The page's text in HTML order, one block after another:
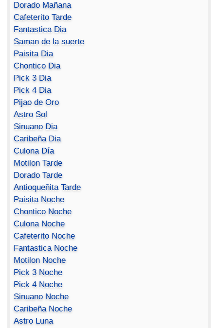
Dorado Mañana
Cafeterito Tarde
Fantastica Dia
Saman de la suerte
Paisita Dia
Chontico Dia
Pick 3 Dia
Pick 4 Dia
Pijao de Oro
Astro Sol
Sinuano Dia
Caribeña Dia
Culona Día
Motilon Tarde
Dorado Tarde
Antioqueñita Tarde
Paisita Noche
Chontico Noche
Culona Noche
Cafeterito Noche
Fantastica Noche
Motilon Noche
Pick 3 Noche
Pick 4 Noche
Sinuano Noche
Caribeña Noche
Astro Luna